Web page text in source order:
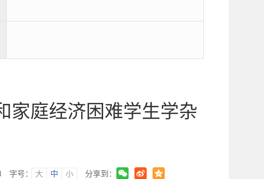
家庭经济困难学生学杂
字号： 大 中 小 分享到：